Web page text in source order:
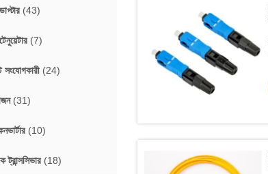
(43)
(7)
সংযোগকারী (24)
(31)
(10)
(18)